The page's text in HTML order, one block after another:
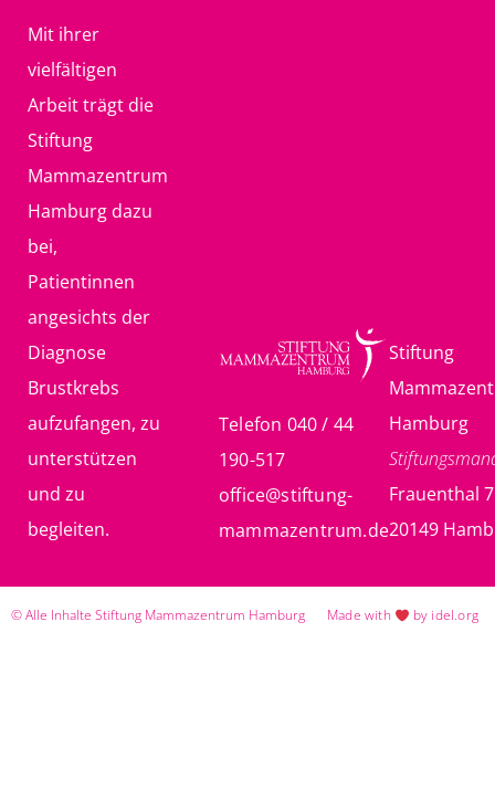
Mit ihrer
vielfältigen
Arbeit trägt die
Stiftung
Mammazentrum
Hamburg dazu
bei,
Patientinnen
angesichts der
Diagnose
Brustkrebs
aufzufangen, zu
unterstützen
und zu
begleiten.
Telefon 040 / 44
190-517
office@stiftung-
mammazentrum.de
Stiftung
Hamburg
Frauenthal 7
20149
© Alle Inhalte Stiftung Mammazentrum Hamburg Made with by idel.org